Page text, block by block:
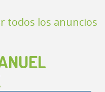
avanzada
todos los anuncios